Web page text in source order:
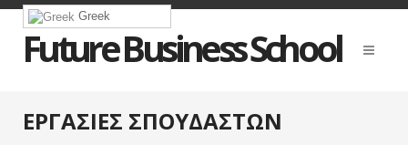
Greek
Future Business School
ΕΡΓΑΣΙΕΣ ΣΠΟΥΔΑΣΤΩΝ